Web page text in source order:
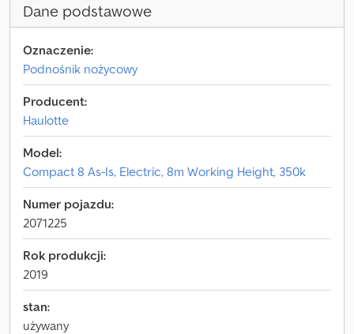
Dane podstawowe
Oznaczenie:
Podnośnik nożycowy
Producent:
Haulotte
Model:
Compact 8 As-Is, Electric, 8m Working Height, 350k
Numer pojazdu:
2071225
Rok produkcji:
2019
stan:
używany